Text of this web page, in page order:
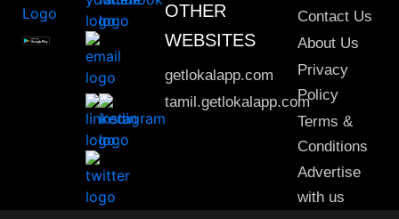
OTHER
WEBSITES
getlokalapp.com
tamil.getlokalapp.com
Contact Us
About Us
Privacy
Policy
Terms &
Conditions
Advertise
with us